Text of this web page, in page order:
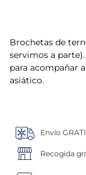
Brochetas de
servimos a
para acompañar
asiático.
Envío
Recogida
verduras
6. croquetas
8. listísimos
. gambon